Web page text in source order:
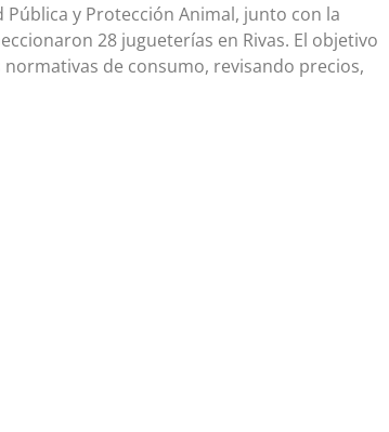
y Protección Animal, junto con la
28 jugueterías en Rivas. El objetivo
de consumo, revisando precios,